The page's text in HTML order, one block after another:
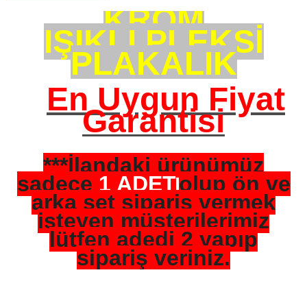
KROM
IŞIKLI PLEKSİ
PLAKALIK
En Uygun Fiyat
Garantisi
***İlandaki ürünümüz
sadece 1 ADETolup ön ve
arka set sipariş vermek
isteyen müşterilerimiz
lütfen adedi 2 yapıp
sipariş veriniz.